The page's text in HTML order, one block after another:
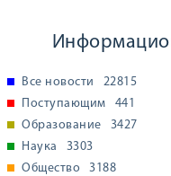
Все новости
22815
Поступающим
441
Образование
3427
Наука
3303
Общество
3188